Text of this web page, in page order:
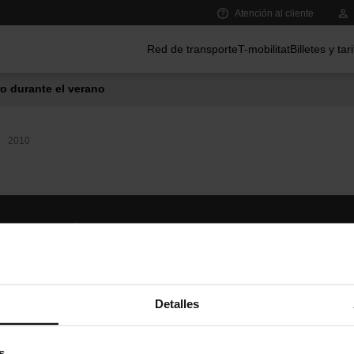
Detalles
Atención al cliente
Red de transporteT-mobilitatBilletes y
durante el verano
2010
Síguenos
TMB